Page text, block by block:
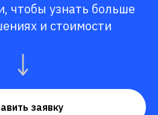
чтобы узнать больше
и стоимости
заявку